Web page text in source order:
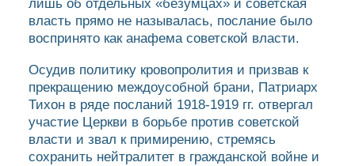
лишь об отдельных «безумцах» и советская
власть прямо не называлась, послание было
воспринято как анафема советской власти.
Осудив политику кровопролития и призвав к
прекращению междоусобной брани, Патриарх
Тихон в ряде посланий 1918-1919 гг. отвергал
участие Церкви в борьбе против советской
власти и звал к примирению, стремясь
сохранить нейтралитет в гражданской войне и